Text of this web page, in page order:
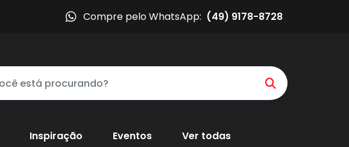
Compre pelo WhatsApp: (49) 9178-8728
Inspiração Eventos Ver todas